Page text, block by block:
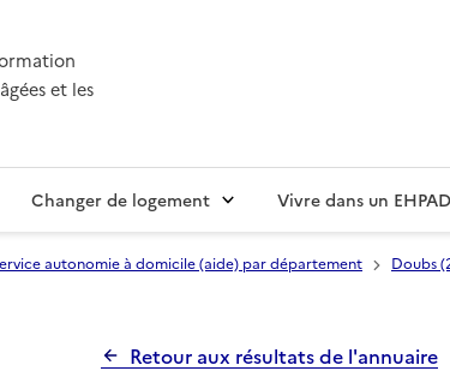
et les
Changer de logement Vivre dans un EHPAD
autonomie à domicile (aide) par département Doubs
Retour aux résultats de l'annuaire